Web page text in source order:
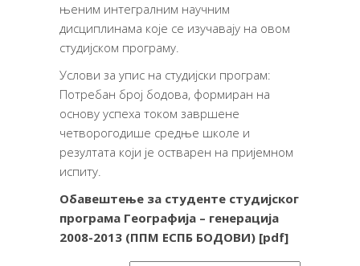
њеним интегралним научним
дисциплинама које се изучавају на овом
студијском програму.
Услови за упис на студијски програм:
Потребан број бодова, формиран на
основу успеха током завршене
четворогодише средње школе и
резултата који је остварен на пријемном
испиту.
Обавештење за студенте студијског
програма Географија – генерација
2008-2013 (ППМ ЕСПБ БОДОВИ) [pdf]